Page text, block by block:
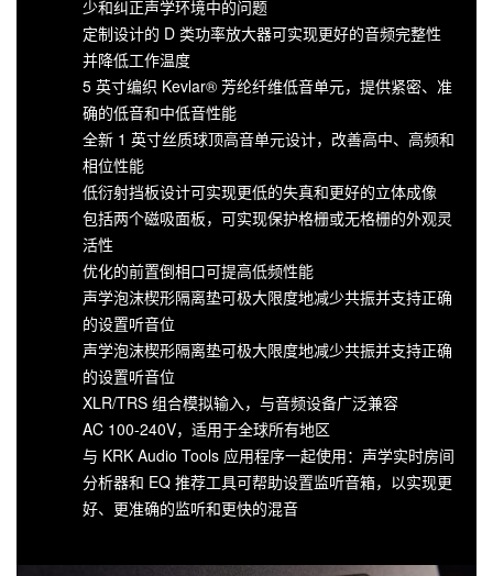
少和纠正声学环境中的问题
定制设计的 D 类功率放大器可实现更好的音频完整性
并降低工作温度
5 英寸编织 Kevlar® 芳纶纤维低音单元，提供紧密、准
确的低音和中低音性能
全新 1 英寸丝质球顶高音单元设计，改善高中、高频和
相位性能
低衍射挡板设计可实现更低的失真和更好的立体成像
包括两个磁吸面板，可实现保护格栅或无格栅的外观灵
活性
优化的前置倒相口可提高低频性能
声学泡沫楔形隔离垫可极大限度地减少共振并支持正确
的设置听音位
声学泡沫楔形隔离垫可极大限度地减少共振并支持正确
的设置听音位
XLR/TRS 组合模拟输入，与音频设备广泛兼容
AC 100-240V，适用于全球所有地区
与 KRK Audio Tools 应用程序一起使用：声学实时房间
分析器和 EQ 推荐工具可帮助设置监听音箱，以实现更
好、更准确的监听和更快的混音